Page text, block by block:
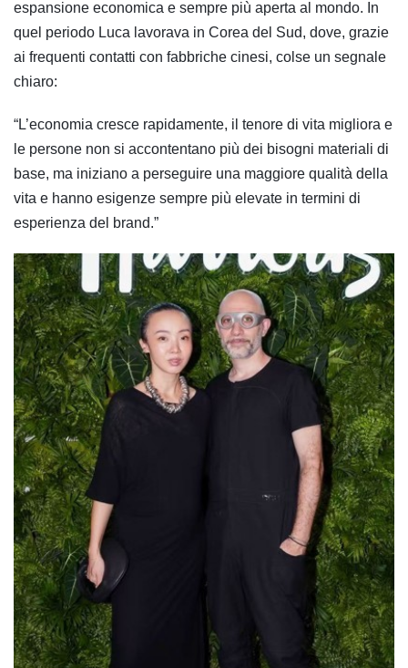
espansione economica e sempre più aperta al mondo. In
quel periodo Luca lavorava in Corea del Sud, dove, grazie
ai frequenti contatti con fabbriche cinesi, colse un segnale
chiaro:
“L’economia cresce rapidamente, il tenore di vita migliora e
le persone non si accontentano più dei bisogni materiali di
base, ma iniziano a perseguire una maggiore qualità della
vita e hanno esigenze sempre più elevate in termini di
esperienza del brand.”